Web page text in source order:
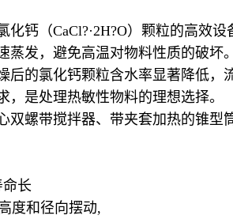
钙（CaCl?·2H?O）颗粒的高效
发，避免高温对物料性质的破
的氯化钙颗粒含水率显著降低
是处理热敏性物料的理想选择。
螺带搅拌器、带夹套加热的锥型
长
度和径向摆动,